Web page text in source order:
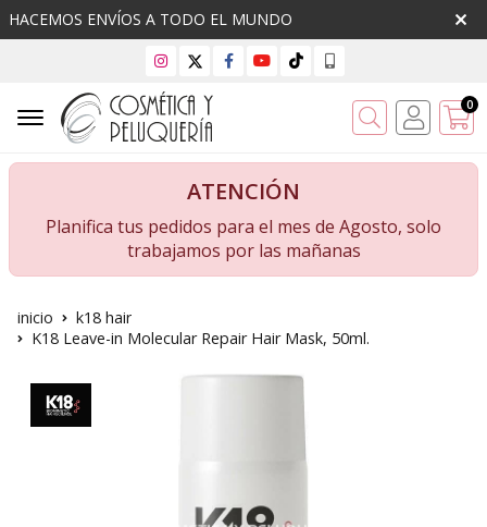
HACEMOS ENVÍOS A TODO EL MUNDO
Buscar 0
ATENCIÓN
Planifica tus pedidos para el mes de Agosto, solo
trabajamos por las mañanas
inicio
k18 hair
K18 Leave-in Molecular Repair Hair Mask, 50ml.